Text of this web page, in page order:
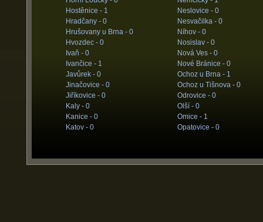
Hostěnice - 1
Hradčany - 0
Hrušovany u Brna - 0
Hvozdec - 0
Ivaň - 0
Ivančice - 1
Javůrek - 0
Jinačovice - 0
Jiříkovice - 0
Kaly - 0
Kanice - 0
Katov - 0
Neslovice - 0
Nesvačilka - 0
Níhov - 0
Nosislav - 0
Nová Ves - 0
Nové Bránice - 0
Ochoz u Brna - 1
Ochoz u Tišnova - 0
Odrovice - 0
Olší - 0
Omice - 1
Opatovice - 0